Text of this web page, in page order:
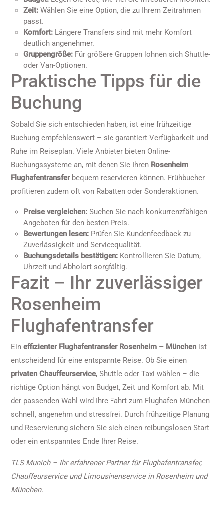
Zeit: Wählen Sie eine Option, die zu Ihrem Zeitrahmen
passt.
Komfort: Längere Transfers sind mit mehr Komfort
deutlich angenehmer.
Gruppengröße: Für größere Gruppen lohnen sich Shuttle-
oder Van-Optionen.
Praktische Tipps für die
Buchung
Sobald Sie sich entschieden haben, ist eine frühzeitige
Buchung empfehlenswert – sie garantiert Verfügbarkeit und
Ruhe im Reiseplan. Viele Anbieter bieten Online-
Buchungssysteme an, mit denen Sie Ihren Rosenheim
Flughafentransferbequem reservieren können. Frühbucher
profitieren zudem oft von Rabatten oder Sonderaktionen.
Preise vergleichen: Suchen Sie nach konkurrenzfähigen
Angeboten für den besten Preis.
Bewertungen lesen: Prüfen Sie Kundenfeedback zu
Zuverlässigkeit und Servicequalität.
Buchungsdetails bestätigen: Kontrollieren Sie Datum,
Uhrzeit und Abholort sorgfältig.
Fazit – Ihr zuverlässiger
Rosenheim
Flughafentransfer
Ein effizienter Flughafentransfer Rosenheim – München ist
entscheidend für eine entspannte Reise. Ob Sie einen
privaten Chauffeurservice, Shuttle oder Taxi wählen – die
richtige Option hängt von Budget, Zeit und Komfort ab. Mit
der passenden Wahl wird Ihre Fahrt zum Flughafen München
schnell, angenehm und stressfrei. Durch frühzeitige Planung
und Reservierung sichern Sie sich einen reibungslosen Start
oder ein entspanntes Ende Ihrer Reise.
TLS Munich – Ihr erfahrener Partner für Flughafentransfer,
Chauffeurservice und Limousinenservice in Rosenheim und
München.